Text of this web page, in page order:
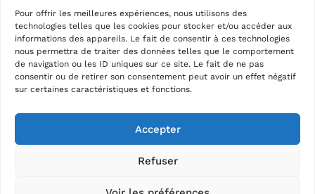
Pour offrir les meilleures expériences, nous utilisons des
technologies telles que les cookies pour stocker et/ou accéder aux
informations des appareils. Le fait de consentir à ces technologies
nous permettra de traiter des données telles que le comportement
de navigation ou les ID uniques sur ce site. Le fait de ne pas
consentir ou de retirer son consentement peut avoir un effet négatif
sur certaines caractéristiques et fonctions.
Accepter
Refuser